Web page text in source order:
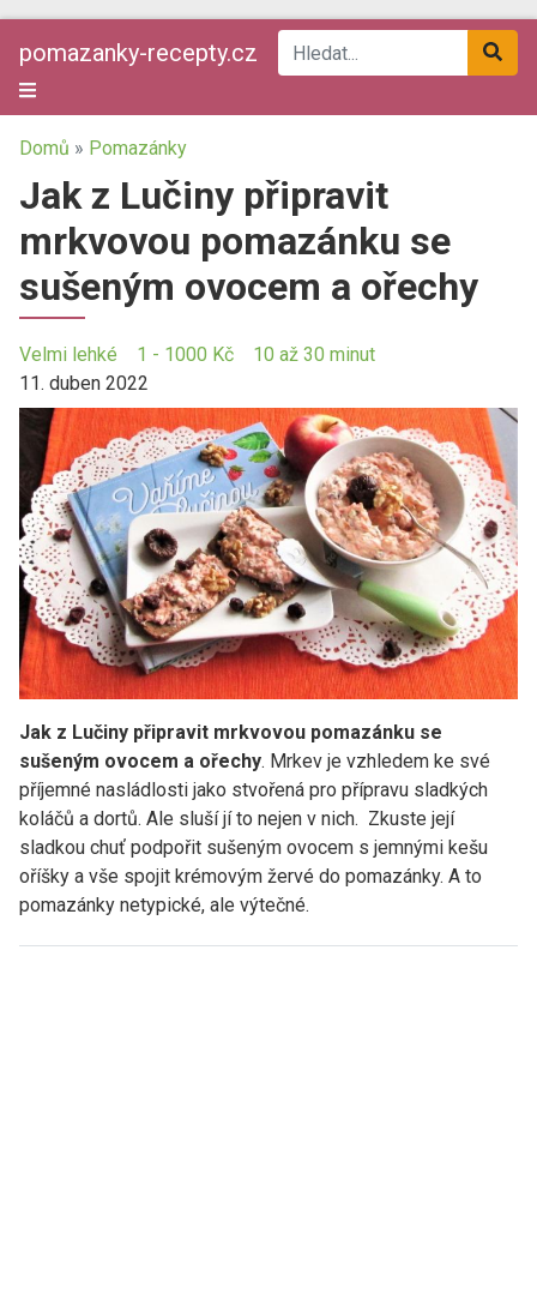
pomazanky-recepty.cz
Domů » Pomazánky
Jak z Lučiny připravit
mrkvovou pomazánku se
sušeným ovocem a ořechy
Velmi lehké 1 - 1000 Kč
10 až 30 minut
11. duben 2022
Jak z Lučiny připravit mrkvovou pomazánku se
sušeným ovocem a ořechy. Mrkev je vzhledem ke své
příjemné nasládlosti jako stvořená pro přípravu sladkých
koláčů a dortů. Ale sluší jí to nejen v nich. Zkuste její
sladkou chuť podpořit sušeným ovocem s jemnými kešu
oříšky a vše spojit krémovým žervé do pomazánky. A to
pomazánky netypické, ale výtečné.